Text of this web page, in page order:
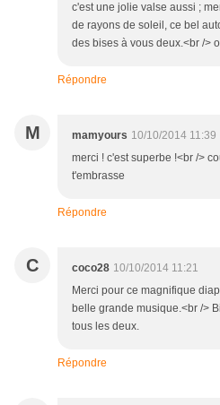
c'est une jolie valse aussi ;
de rayons de soleil, ce bel
des bises à vous deux.<br />
Répondre
M mamyours 10/10/2014 11:39
merci ! c'est superbe !<br />
t'embrasse
Répondre
C coco28 10/10/2014 11:21
Merci pour ce magnifique
belle grande musique.<br />
tous les deux.
Répondre